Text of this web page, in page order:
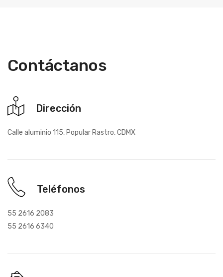
Contáctanos
Dirección
Calle aluminio 115, Popular Rastro, CDMX
Teléfonos
55 2616 2083
55 2616 6340